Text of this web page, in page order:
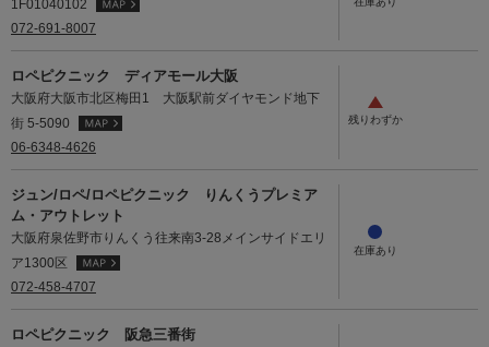
1F01040102
072-691-8007
ロペピクニック ディアモール大阪
大阪府大阪市北区梅田1 大阪駅前ダイヤモンド地下
街 5-5090
06-6348-4626
ジュン/ロペ/ロペピクニック りんくうプレミア
ム・アウトレット
大阪府泉佐野市りんくう往来南3-28メインサイドエリ
ア1300区
072-458-4707
ロペピクニック 阪急三番街